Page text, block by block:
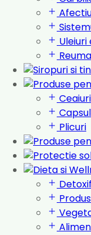
Plicuri